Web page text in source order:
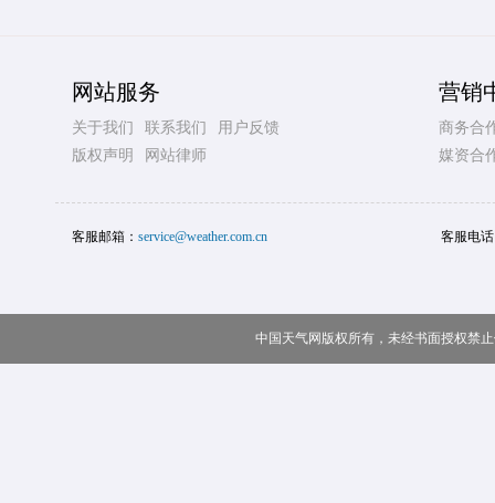
网站服务
关于我们 联系我们
用户反馈
版权声明
网站律师
营销
商务合
媒资合
客服邮箱： service@weather.com.cn 客服电
中国天气网版权所有，未经书面授权